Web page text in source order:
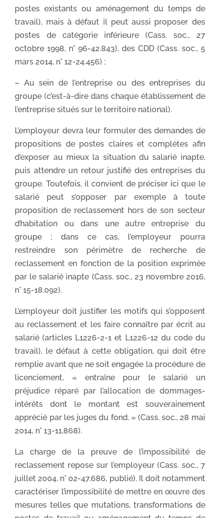
postes existants ou aménagement du temps de
travail), mais à défaut il peut aussi proposer des
postes de catégorie inférieure (Cass. soc., 27
octobre 1998, n° 96-42.843), des CDD (Cass. soc., 5
mars 2014, n° 12-24.456) ;
– Au sein de l’entreprise ou des entreprises du
groupe (c’est-à-dire dans chaque établissement de
l’entreprise situés sur le territoire national).
L’employeur devra leur formuler des demandes de
propositions de postes claires et complètes afin
d’exposer au mieux la situation du salarié inapte,
puis attendre un retour justifié des entreprises du
groupe. Toutefois, il convient de préciser ici que le
salarié peut s’opposer par exemple à toute
proposition de reclassement hors de son secteur
d’habitation ou dans une autre entreprise du
groupe ; dans ce cas, l’employeur pourra
restreindre son périmètre de recherche de
reclassement en fonction de la position exprimée
par le salarié inapte (Cass. soc., 23 novembre 2016,
n° 15-18.092).
L’employeur doit justifier les motifs qui s’opposent
au reclassement et les faire connaître par écrit au
salarié (articles L1226-2-1 et L1226-12 du code du
travail), le défaut à cette obligation, qui doit être
remplie avant que ne soit engagée la procédure de
licenciement, « entraîne pour le salarié un
préjudice réparé par l’allocation de dommages-
intérêts dont le montant est souverainement
apprécié par les juges du fond. » (Cass. soc., 28 mai
2014, n° 13-11.868).
La charge de la preuve de l’impossibilité de
reclassement repose sur l’employeur (Cass. soc., 7
juillet 2004, n° 02-47.686, publié). Il doit notamment
caractériser l’impossibilité de mettre en œuvre des
mesures telles que mutations, transformations de